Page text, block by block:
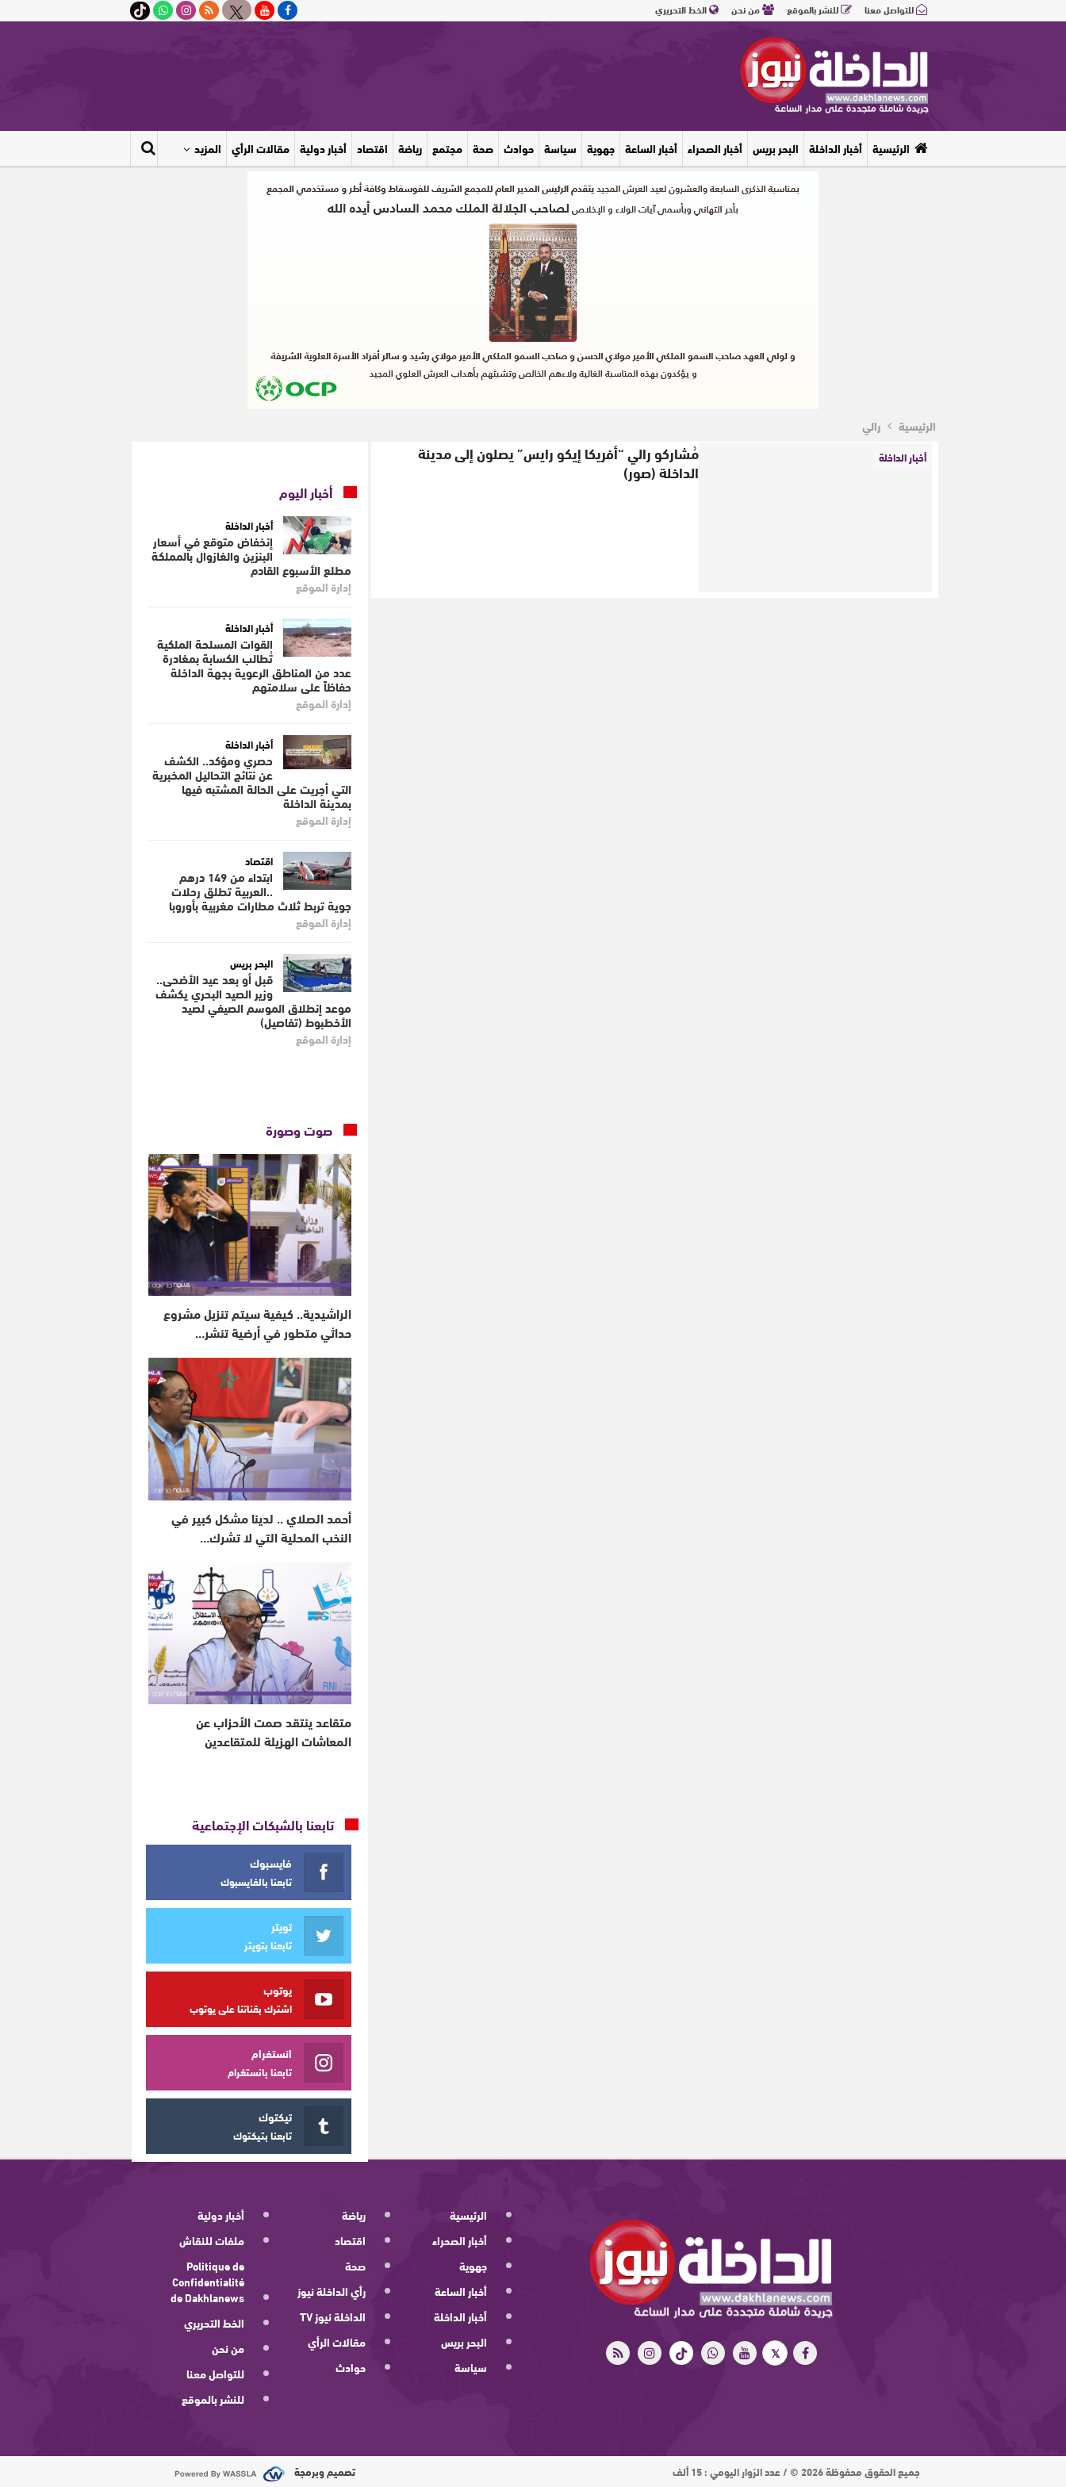
للتواصل معنا للنشر بالموقع من نحن الخط التحريري
الرئيسية أخبار الداخلة البحر بريس أخبار الصحراء أخبار الساعة جهوية سياسة حوادث صحة مجتمع رياضة اقتصاد أخبار دولية مقالات الرأي المزيد
الرئيسية رالي
أخبار الداخلة مُشاركو رالي “أفريكا إيكو رايس” يصلون إلى مدينة
الداخلة (صور)
أخبار اليوم
أخبار الداخلة
إنخفاض متوقع في أسعار
البنزين والغازوال بالمملكة
مطلع الأسبوع القادم
إدارة الموقع
أخبار الداخلة
القوات المسلحة الملكية
تُطالب الكسابة بمغادرة
عدد من المناطق الرعوية بجهة الداخلة
حفاظاً على سلامتهم
إدارة الموقع
أخبار الداخلة
حصري ومؤكد.. الكشف
عن نتائج التحاليل المخبرية
التي أجريت على الحالة المشتبه فيها
بمدينة الداخلة
إدارة الموقع
اقتصاد
ابتداء من 149 درهم
..العربية تطلق رحلات
جوية تربط ثلاث مطارات مغربية بأوروبا
إدارة الموقع
البحر بريس
قبل أو بعد عيد الأضحى..
وزير الصيد البحري يكشف
موعد إنطلاق الموسم الصيفي لصيد
الأخطبوط (تفاصيل)
إدارة الموقع
صوت وصورة
الراشيدية.. كيفية سيتم تنزيل مشروع
حداثي متطور في أرضية تنشر…
أحمد الصلاي .. لدينا مشكل كبير في
النخب المحلية التي لا تشرك…
متقاعد ينتقد صمت الأحزاب عن
المعاشات الهزيلة للمتقاعدين
تابعنا بالشبكات الإجتماعية
فايسبوك
تابعنا بالفايسبوك
تويتر
تابعنا بتويتر
يوتوب
اشترك بقناتنا على يوتوب
انستغرام
تابعنا بانستغرام
تيكتوك
تابعنا بتيكتوك
الرئيسية
أخبار الصحراء
جهوية
أخبار الساعة
أخبار الداخلة
البحر بريس
سياسة
رياضة
اقتصاد
صحة
رأي الداخلة نيوز
الداخلة نيوز TV
مقالات الرأي
حوادث
أخبار دولية
ملفات للنقاش
Politique de
Confidentialité
de Dakhlanews
الخط التحريري
من نحن
للتواصل معنا
للنشر بالموقع
جميع الحقوق محفوظة 2026 © / عدد الزوار اليومي : 15 ألف تصميم وبرمجة